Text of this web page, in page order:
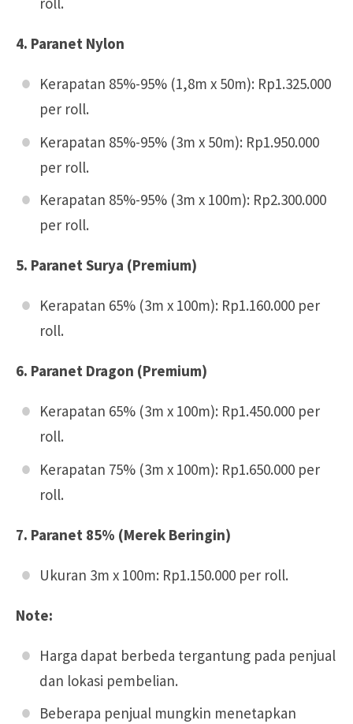
4. Paranet Nylon
Kerapatan 85%-95% (1,8m x 50m): Rp1.325.000
per roll.
Kerapatan 85%-95% (3m x 50m): Rp1.950.000
per roll.
Kerapatan 85%-95% (3m x 100m): Rp2.300.000
per roll.
5. Paranet Surya (Premium)
Kerapatan 65% (3m x 100m): Rp1.160.000 per
roll.
6. Paranet Dragon (Premium)
Kerapatan 65% (3m x 100m): Rp1.450.000 per
roll.
Kerapatan 75% (3m x 100m): Rp1.650.000 per
roll.
7. Paranet 85% (Merek Beringin)
Ukuran 3m x 100m: Rp1.150.000 per roll.
Note:
Harga dapat berbeda tergantung pada penjual
dan lokasi pembelian.
Beberapa penjual mungkin menetapkan